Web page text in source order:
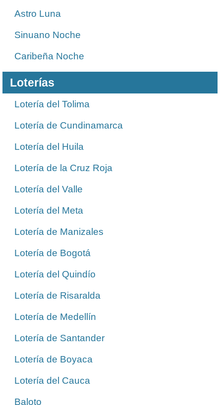
Astro Luna
Sinuano Noche
Caribeña Noche
Loterías
Lotería del Tolima
Lotería de Cundinamarca
Lotería del Huila
Lotería de la Cruz Roja
Lotería del Valle
Lotería del Meta
Lotería de Manizales
Lotería de Bogotá
Lotería del Quindío
Lotería de Risaralda
Lotería de Medellín
Lotería de Santander
Lotería de Boyaca
Lotería del Cauca
Baloto